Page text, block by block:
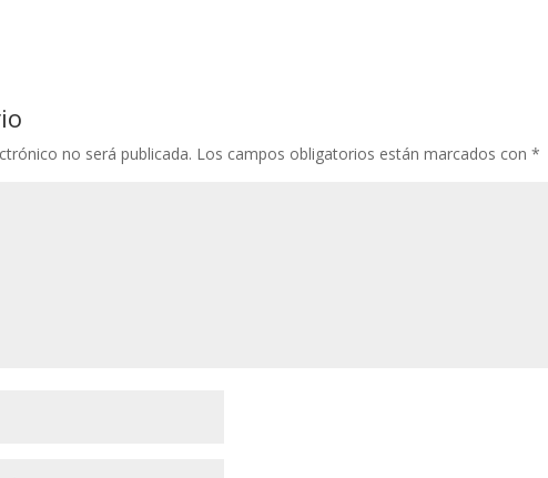
no será publicada. Los campos obligatorios están marcados con*